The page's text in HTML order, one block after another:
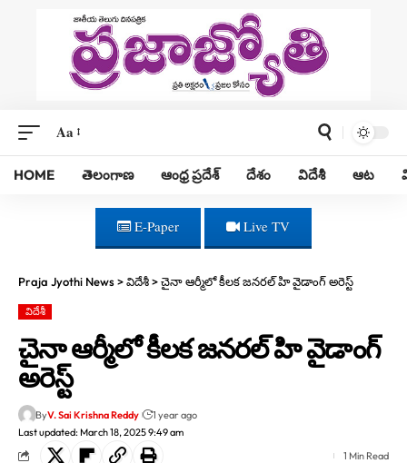
Aa
HOME తెలంగాణ ఆంధ్ర ప్రదేశ్ దేశం విదేశీ ఆట
E-Paper Live TV
Praja Jyothi News>విదేశీ>చైనా ఆర్మీలో కీలక జనరల్‌ హి వైడాంగ్ అరెస్ట్‌
విదేశీ
చైనా ఆర్మీలో కీలక జనరల్‌ హి వైడాంగ్
అరెస్ట్‌
Last updated: March 18, 2025 9:49 am
ByV. Sai Krishna Reddy 1 year ago
1 Min Read